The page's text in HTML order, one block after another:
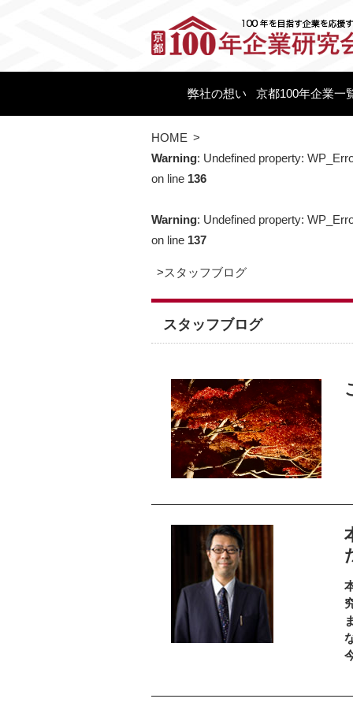
弊社の想い 京都100年企業一
HOME >
Warning: Undefined property:
on line 136
Warning: Undefined property:
on line 137
>スタッフブログ
スタッフブログ